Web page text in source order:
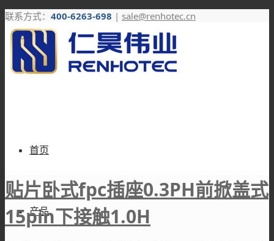
联系方式： 400-6263-698 | sale@renhotec.cn
首页
产品
贴片卧式fpc插座0.3PH前掀盖式
15pin下接触1.0H